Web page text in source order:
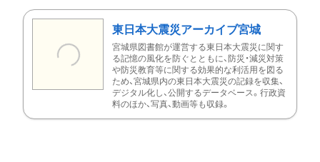
東日本大震災アーカイブ宮城
宮城県図書館が運営する東日本大震災に関す
る記憶の風化を防ぐとともに、防災・減災対策
や防災教育等に関する効果的な利活用を図る
ため、宮城県内の東日本大震災の記録を収集、
デジタル化し、公開するデータベース。行政資
料のほか、写真、動画等も収録。